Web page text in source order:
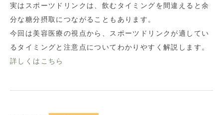
実はスポーツドリンクは、飲むタイミングを間違えると余
分な糖分摂取につながることもあります。
今回は美容医療の視点から、スポーツドリンクが適してい
るタイミングと注意点についてわかりやすく解説します。
詳しくはこちら